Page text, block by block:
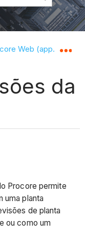
Web
da
Procore permite
uma planta
de planta
ou como um